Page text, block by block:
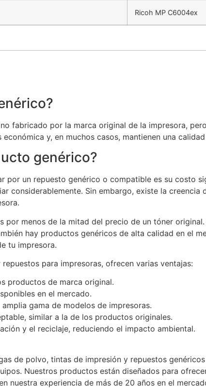
Ricoh MP C6004ex
fabricado por la marca original de la impresora,
y, en muchos casos, mantienen una
genérico?
por un repuesto genérico o compatible es su costo
considerablemente. Sin embargo, existe la
por menos de la mitad del precio de un tóner
hay productos genéricos de alta calidad en el
tu impresora.
para impresoras, ofrecen varias ventajas:
productos de marca original.
en el mercado.
amplia gama de modelos de impresoras.
similar a la de los productos originales.
y el reciclaje, reduciendo el impacto ambiental.
de polvo, tintas de impresión y repuestos
Nuestros productos están diseñados para
nuestra experiencia de más de 20 años en el